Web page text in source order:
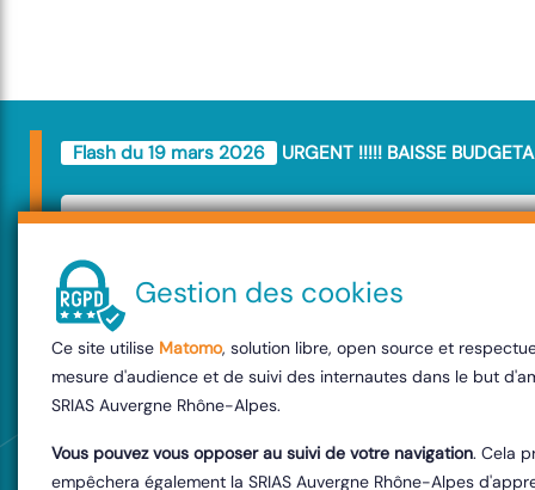
Flash du 19 mars 2026 URGENT !!!!! BAISSE
URGENT !!!!!
BUDGETAIRE
Le Budget SRIAS va être amputé
décision va impacter l'ensemble
Interministérielle . Les membres de
Gestion des cookies
Ce site utilise Matomo, solution libre, open source et
mesure d'audience et de suivi des internautes dans le but
SRIAS Auvergne Rhône-Alpes.
Vous pouvez vous opposer au suivi de votre navigation. Cela
empêchera également la SRIAS Auvergne Rhône-Alpes